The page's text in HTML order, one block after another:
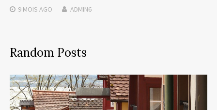
9 MOIS AGO ADMIN6
Random Posts